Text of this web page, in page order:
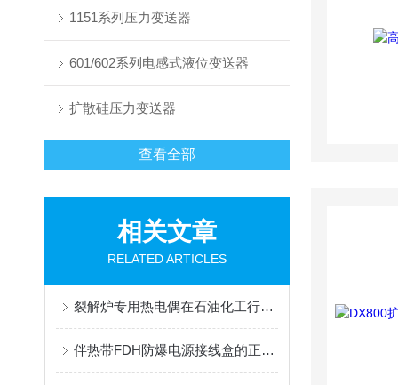
1151系列压力变送器
601/602系列电感式液位变送器
扩散硅压力变送器
查看全部
相关文章
RELATED ARTICLES
裂解炉专用热电偶在石油化工行业的应用
伴热带FDH防爆电源接线盒的正确接法